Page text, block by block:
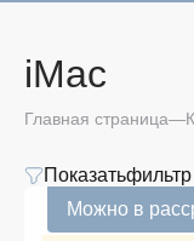
iMac
Главная страница
Показатьфильтр
Можно в